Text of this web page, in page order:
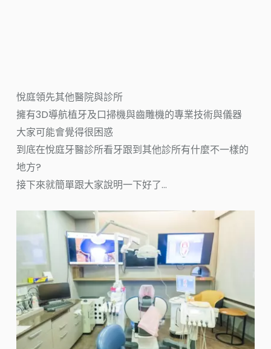
悅庭領先其他醫院與診所
擁有3D導航植牙及口掃機與齒雕機的專業技術與儀器
大家可能會覺得很困惑
到底在悅庭牙醫診所看牙跟到其他診所有什麼不一樣的
地方?
接下來就簡單跟大家說明一下好了…